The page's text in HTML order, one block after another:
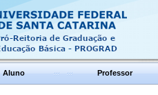
Aluno Professor